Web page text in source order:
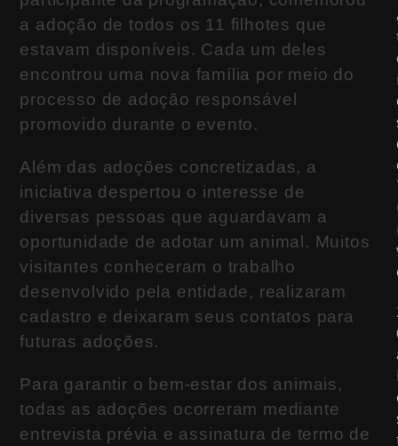
a adoção de todos os 11 filhotes que
estavam disponíveis. Cada um deles
encontrou uma nova família por meio do
processo de adoção responsável
promovido durante o evento.
Além das adoções concretizadas, a
iniciativa despertou o interesse de
diversas pessoas que aguardavam a
oportunidade de adotar um animal. Muitos
visitantes conheceram o trabalho
desenvolvido pela entidade, realizaram
cadastro e deixaram seus contatos para
futuras adoções.
Para garantir o bem-estar dos animais,
todas as adoções ocorreram mediante
entrevista prévia e assinatura de termo de